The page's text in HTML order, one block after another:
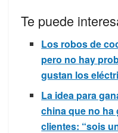
Te puede
Los robos de
pero no hay
gustan los
La idea para
china que no ha
clientes: “sois